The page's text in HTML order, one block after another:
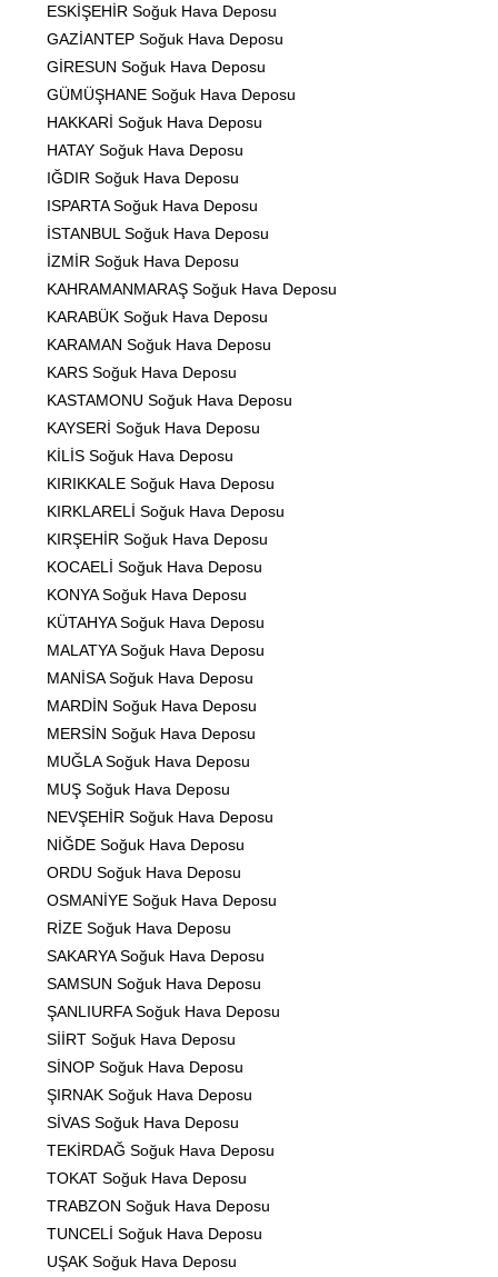
ESKİŞEHİR Soğuk Hava Deposu
GAZİANTEP Soğuk Hava Deposu
GİRESUN Soğuk Hava Deposu
GÜMÜŞHANE Soğuk Hava Deposu
HAKKARİ Soğuk Hava Deposu
HATAY Soğuk Hava Deposu
IĞDIR Soğuk Hava Deposu
ISPARTA Soğuk Hava Deposu
İSTANBUL Soğuk Hava Deposu
İZMİR Soğuk Hava Deposu
KAHRAMANMARAŞ Soğuk Hava Deposu
KARABÜK Soğuk Hava Deposu
KARAMAN Soğuk Hava Deposu
KARS Soğuk Hava Deposu
KASTAMONU Soğuk Hava Deposu
KAYSERİ Soğuk Hava Deposu
KİLİS Soğuk Hava Deposu
KIRIKKALE Soğuk Hava Deposu
KIRKLARELİ Soğuk Hava Deposu
KIRŞEHİR Soğuk Hava Deposu
KOCAELİ Soğuk Hava Deposu
KONYA Soğuk Hava Deposu
KÜTAHYA Soğuk Hava Deposu
MALATYA Soğuk Hava Deposu
MANİSA Soğuk Hava Deposu
MARDİN Soğuk Hava Deposu
MERSİN Soğuk Hava Deposu
MUĞLA Soğuk Hava Deposu
MUŞ Soğuk Hava Deposu
NEVŞEHİR Soğuk Hava Deposu
NİĞDE Soğuk Hava Deposu
ORDU Soğuk Hava Deposu
OSMANİYE Soğuk Hava Deposu
RİZE Soğuk Hava Deposu
SAKARYA Soğuk Hava Deposu
SAMSUN Soğuk Hava Deposu
ŞANLIURFA Soğuk Hava Deposu
SİİRT Soğuk Hava Deposu
SİNOP Soğuk Hava Deposu
ŞIRNAK Soğuk Hava Deposu
SİVAS Soğuk Hava Deposu
TEKİRDAĞ Soğuk Hava Deposu
TOKAT Soğuk Hava Deposu
TRABZON Soğuk Hava Deposu
TUNCELİ Soğuk Hava Deposu
UŞAK Soğuk Hava Deposu